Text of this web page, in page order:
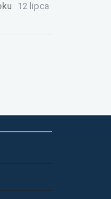
12 lipca